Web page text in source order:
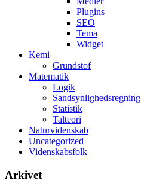
Plugins
SEO
Tema
Widget
Kemi
Grundstof
Matematik
Logik
Sandsynlighedsregning
Statistik
Talteori
Naturvidenskab
Uncategorized
Videnskabsfolk
Arkivet